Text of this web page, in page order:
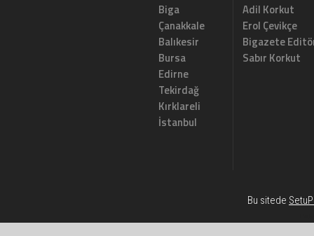
Biga
Çanakkale
Balıkesir
Bursa
Edirne
Tekirdağ
Kırklareli
İstanbul
Adil Korkut
Erol Çevikçe
Bigazete
Sabır Korkut
Bu sitede SetuP